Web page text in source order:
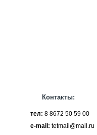
Контакты:
тел: 8 8672 50 59 00
e-mail: tetmail@mail.ru